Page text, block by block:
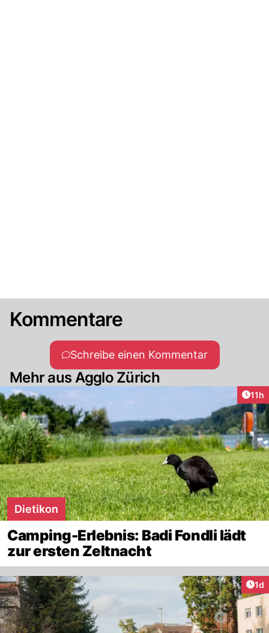
Kommentare
Schreibe einen Kommentar
Mehr aus Agglo Zürich
11h
Dietikon
Camping-Erlebnis: Badi Fondli lädt
zur ersten Zeltnacht
1d